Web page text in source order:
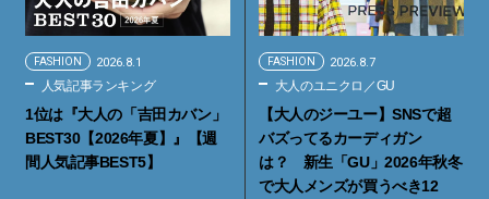
FASHION 2026.8.1
人気記事ランキング
1位は『大人の「吉田カバン」
BEST30【2026年夏】』【週
間人気記事BEST5】
FASHION 2026.8.7
大人のユニクロ／GU
【大人のジーユー】SNSで超
バズってるカーディガン
は？ 新生「GU」2026年秋冬
で大人メンズが買うべき12